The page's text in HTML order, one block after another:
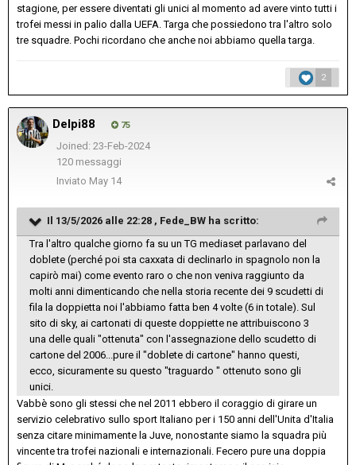
stagione, per essere diventati gli unici al momento ad avere vinto tutti i
trofei messi in palio dalla UEFA. Targa che possiedono tra l'altro solo
tre squadre. Pochi ricordano che anche noi abbiamo quella targa.
2
Delpi88 75
Joined: 23-Feb-2024
120 messaggi
Inviato May 14
Il 13/5/2026 alle 22:28 , Fede_BW ha scritto:
Tra l'altro qualche giorno fa su un TG mediaset parlavano del
doblete (perché poi sta caxxata di declinarlo in spagnolo non la
capirò mai) come evento raro o che non veniva raggiunto da
molti anni dimenticando che nella storia recente dei 9 scudetti di
fila la doppietta noi l'abbiamo fatta ben 4 volte (6 in totale). Sul
sito di sky, ai cartonati di queste doppiette ne attribuiscono 3
una delle quali "ottenuta" con l'assegnazione dello scudetto di
cartone del 2006...pure il "doblete di cartone" hanno questi,
ecco, sicuramente su questo "traguardo " ottenuto sono gli
unici.
Vabbè sono gli stessi che nel 2011 ebbero il coraggio di girare un
servizio celebrativo sullo sport Italiano per i 150 anni dell'Unita d'Italia
senza citare minimamente la Juve, nonostante siamo la squadra più
vincente tra trofei nazionali e internazionali. Fecero pure una doppia